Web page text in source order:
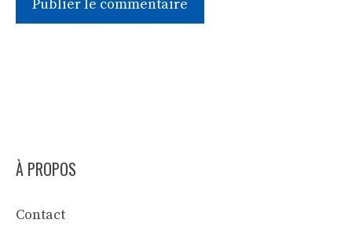
À PROPOS
Contact